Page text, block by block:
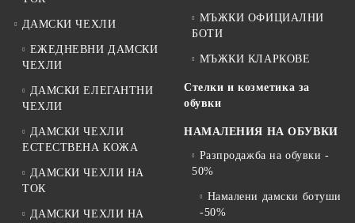
ДАМСКИ ЧЕХЛИ
ЕЖЕДНЕВНИ ДАМСКИ
ЧЕХЛИ
ДАМСКИ ЕЛЕГАНТНИ
ЧЕХЛИ
ДАМСКИ ЧЕХЛИ
ЕСТЕСТВЕНА КОЖА
ДАМСКИ ЧЕХЛИ НА
ТОК
ДАМСКИ ЧЕХЛИ НА
МЪЖКИ ОФИЦИАЛНИ
БОТИ
МЪЖКИ КЛАРКОВЕ
Стелки и козметика за
обувки
НАМАЛЕНИЯ НА ОБУВКИ
Разпродажба на обувки -
50%
Намалени дамски ботуши
-50%